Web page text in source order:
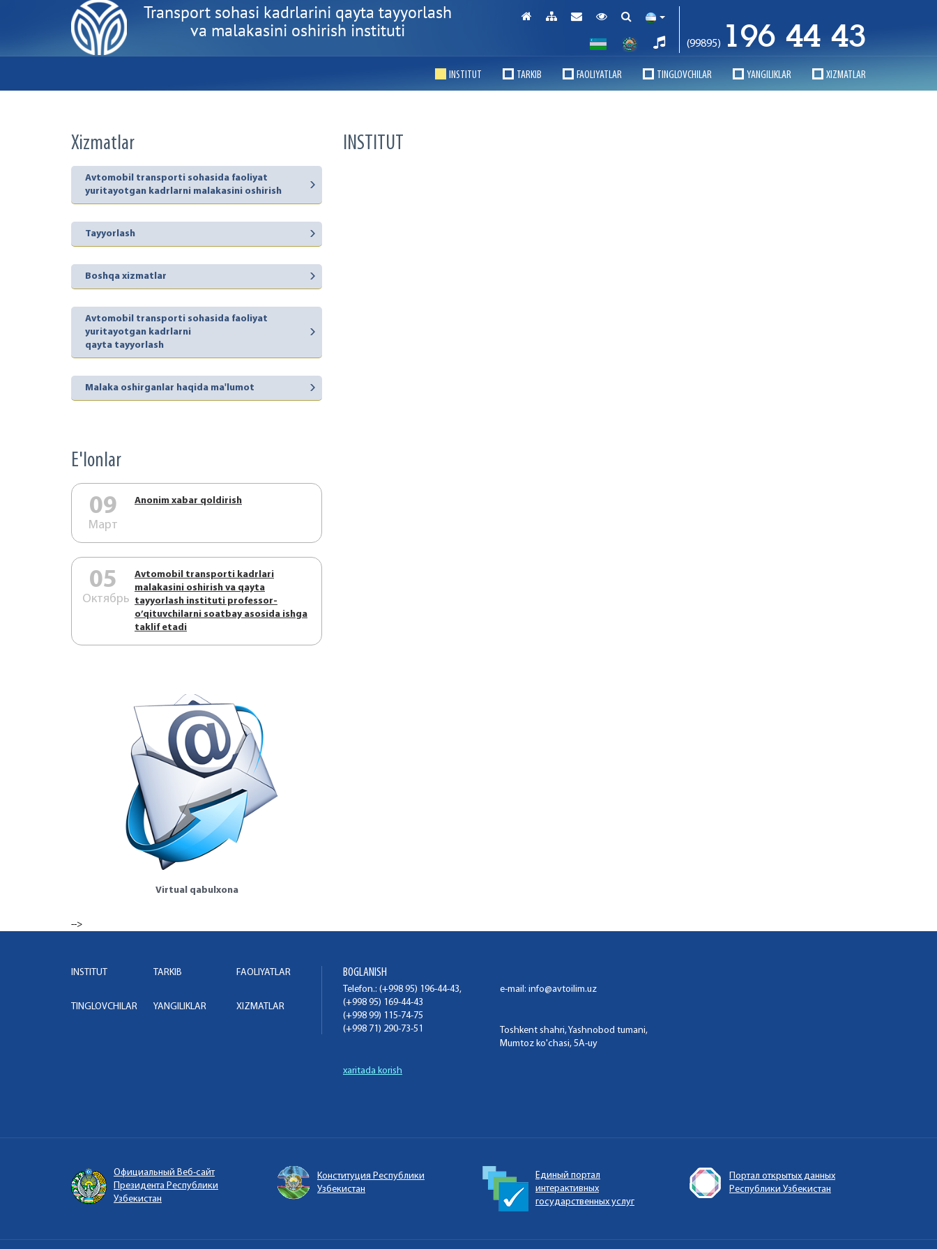
Transport sohasi kadrlarini qayta tayyorlash
va malakasini oshirish instituti
(99895) 196 44 43
INSTITUT TARKIB FAOLIYATLAR TINGLOVCHILAR YANGILIKLAR XIZMATLAR
Xizmatlar
Avtomobil transporti sohasida faoliyat
yuritayotgan kadrlarni malakasini oshirish
Tayyorlash
Boshqa xizmatlar
Avtomobil transporti sohasida faoliyat
yuritayotgan kadrlarni
qayta tayyorlash
Malaka oshirganlar haqida ma'lumot
E'lonlar
09
Март
Аnonim xabar qoldirish
05
Октябрь
Аvtоmоbil trаnspоrti kаdrlаri
mаlаkаsini оshirish vа qаytа
tаyyorlаsh instituti prоfеssоr-
o’qituvchilаrni sоаtbаy аsоsidа ishgа
tаklif etаdi
Virtual qabulxona
INSTITUT
-->
INSTITUT TARKIB FAOLIYATLAR
TINGLOVCHILAR YANGILIKLAR XIZMATLAR
BOGLANISH
Telefon.: (+998 95) 196-44-43,
(+998 95) 169-44-43
(+998 99) 115-74-75
(+998 71) 290-73-51
e-mail: info@avtoilim.uz
Toshkent shahri, Yashnobod tumani,
Mumtoz ko'chasi, 5A-uy
xaritada korish
Официальный Веб-сайт
Президента Республики
Узбекистан
Конституция Республики
Узбекистан
Единый портал
интерактивных
государственных услуг
Портал открытых данных
Республики Узбекистан